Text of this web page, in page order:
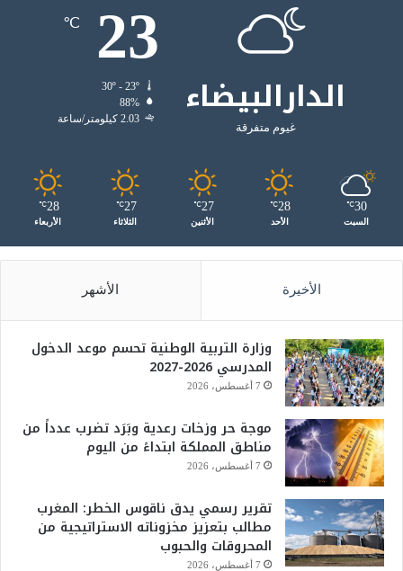
الدارالبيضاء
غيوم متفرقة
23
℃
88%
2.03 كيلومتر/ساعة
30
℃
السبت
28
℃
الأحد
27
℃
الأثنين
27
℃
الثلاثاء
28
℃
الأربعاء
الأخيرة الأشهر
وزارة التربية الوطنية تحسم موعد الدخول
المدرسي 2026-2027
7 أغسطس، 2026
موجة حر وزخات رعدية وبَرَد تضرب عدداً من
مناطق المملكة ابتداءً من اليوم
7 أغسطس، 2026
تقرير رسمي يدق ناقوس الخطر: المغرب
مطالب بتعزيز مخزوناته الاستراتيجية من
المحروقات والحبوب
7 أغسطس، 2026